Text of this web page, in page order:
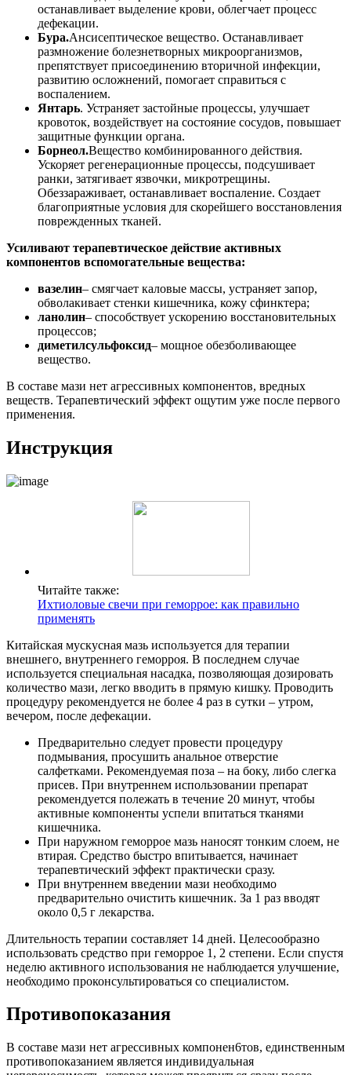
останавливает выделение крови, облегчает процесс
дефекации.
Бура.Ансисептическое вещество. Останавливает
размножение болезнетворных микроорганизмов,
препятствует присоединению вторичной инфекции,
развитию осложнений, помогает справиться с
воспалением.
Янтарь. Устраняет застойные процессы, улучшает
кровоток, воздействует на состояние сосудов, повышает
защитные функции органа.
Борнеол.Вещество комбинированного действия.
Ускоряет регенерационные процессы, подсушивает
ранки, затягивает язвочки, микротрещины.
Обеззараживает, останавливает воспаление. Создает
благоприятные условия для скорейшего восстановления
поврежденных тканей.
Усиливают терапевтическое действие активных
компонентов вспомогательные вещества:
вазелин– смягчает каловые массы, устраняет запор,
обволакивает стенки кишечника, кожу сфинктера;
ланолин– способствует ускорению восстановительных
процессов;
диметилсульфоксид– мощное обезболивающее
вещество.
В составе мази нет агрессивных компонентов, вредных
веществ. Терапевтический эффект ощутим уже после первого
применения.
Инструкция
Читайте также:
Ихтиоловые свечи при геморрое: как правильно
применять
Китайская мускусная мазь используется для терапии
внешнего, внутреннего геморроя. В последнем случае
используется специальная насадка, позволяющая дозировать
количество мази, легко вводить в прямую кишку. Проводить
процедуру рекомендуется не более 4 раз в сутки – утром,
вечером, после дефекации.
Предварительно следует провести процедуру
подмывания, просушить анальное отверстие
салфетками. Рекомендуемая поза – на боку, либо слегка
присев. При внутреннем использовании препарат
рекомендуется полежать в течение 20 минут, чтобы
активные компоненты успели впитаться тканями
кишечника.
При наружном геморрое мазь наносят тонким слоем, не
втирая. Средство быстро впитывается, начинает
терапевтический эффект практически сразу.
При внутреннем введении мази необходимо
предварительно очистить кишечник. За 1 раз вводят
около 0,5 г лекарства.
Длительность терапии составляет 14 дней. Целесообразно
использовать средство при геморрое 1, 2 степени. Если спустя
неделю активного использования не наблюдается улучшение,
необходимо проконсультироваться со специалистом.
Противопоказания
В составе мази нет агрессивных компонен6тов, единственным
противопоказанием является индивидуальная